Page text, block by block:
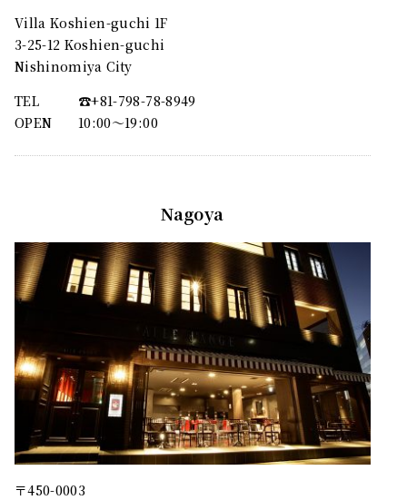
Villa Koshien-guchi 1F
3-25-12 Koshien-guchi
Nishinomiya City
TEL
☎︎+81-798-78-8949
OPEN
10:00〜19:00
Nagoya
〒450-0003